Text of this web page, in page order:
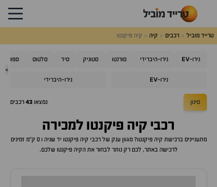
טרייד מוביל רכבים קיה קיה פיקנטו
>
נירו-EV נירו-היברידי סורנטו סטוניק סיד סלטוס
נירו-EV נירו-היברידי
סינון נמצאו 43 רכבים
רכבי קיה פיקנטו למכירה
מתעניינים ברכישת קיה פיקנטו? מגוון ענק של רכבי קיה פיקנטו
יד שניה ו 0 ק"מ זמינים
לרכישה באתר, לכם רק נותר לבחור את הקיה פיקנטו שלכם.